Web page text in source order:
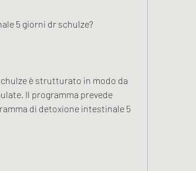
5 giorni dr schulze?
è strutturato in modo da
Il programma prevede
di detoxione intestinale 5